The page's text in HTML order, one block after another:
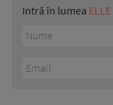
Intră în lumea ELLE